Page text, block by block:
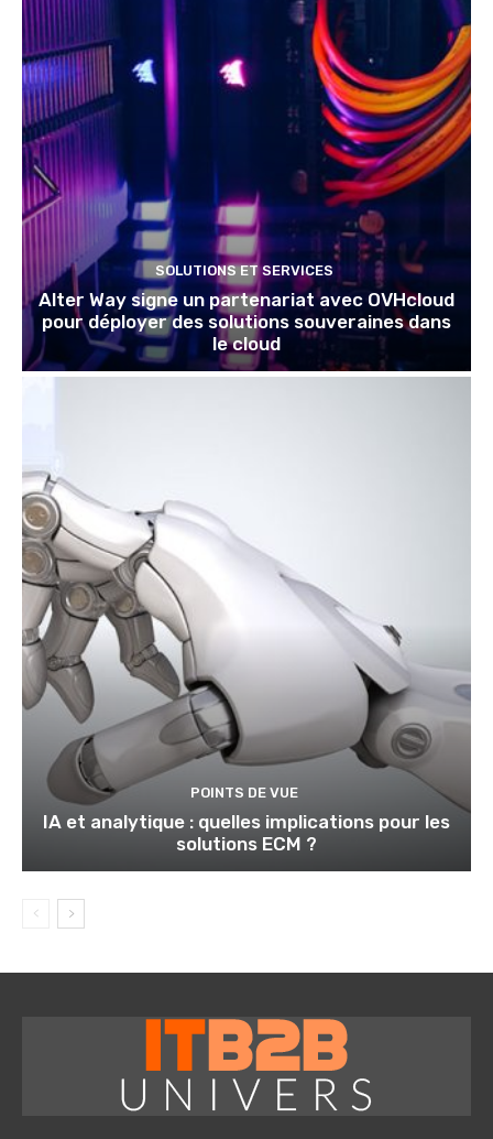
SOLUTIONS ET SERVICES
Alter Way signe un partenariat avec OVHcloud
pour déployer des solutions souveraines dans
le cloud
POINTS DE VUE
IA et analytique : quelles implications pour les
solutions ECM ?